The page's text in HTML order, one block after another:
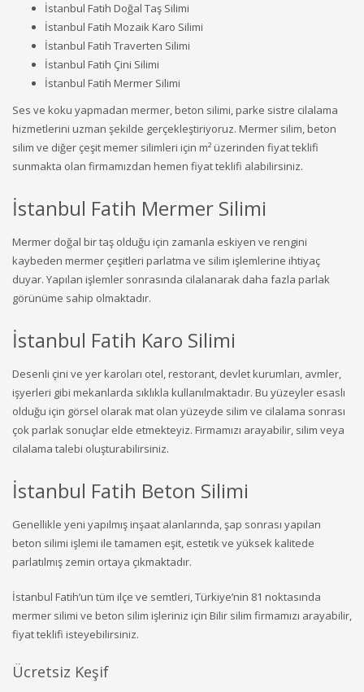
İstanbul Fatih Doğal Taş Silimi
İstanbul Fatih Mozaik Karo Silimi
İstanbul Fatih Traverten Silimi
İstanbul Fatih Çini Silimi
İstanbul Fatih Mermer Silimi
Ses ve koku yapmadan mermer, beton silimi, parke sistre cilalama
hizmetlerini uzman şekilde gerçekleştiriyoruz. Mermer silim, beton
silim ve diğer çeşit memer silimleri için m² üzerinden fiyat teklifi
sunmakta olan firmamızdan hemen fiyat teklifi alabilirsiniz.
İstanbul Fatih Mermer Silimi
Mermer doğal bir taş olduğu için zamanla eskiyen ve rengini
kaybeden mermer çeşitleri parlatma ve silim işlemlerine ihtiyaç
duyar. Yapılan işlemler sonrasında cilalanarak daha fazla parlak
görünüme sahip olmaktadır.
İstanbul Fatih Karo Silimi
Desenli çini ve yer karoları otel, restorant, devlet kurumları, avmler,
işyerleri gibi mekanlarda sıklıkla kullanılmaktadır. Bu yüzeyler esaslı
olduğu için görsel olarak mat olan yüzeyde silim ve cilalama sonrası
çok parlak sonuçlar elde etmekteyiz. Firmamızı arayabilir, silim veya
cilalama talebi oluşturabilirsiniz.
İstanbul Fatih Beton Silimi
Genellikle yeni yapılmış inşaat alanlarında, şap sonrası yapılan
beton silimi işlemi ile tamamen eşit, estetik ve yüksek kalitede
parlatılmış zemin ortaya çıkmaktadır.
İstanbul Fatih’un tüm ilçe ve semtleri, Türkiye’nin 81 noktasında
mermer silimi ve beton silim işleriniz için Bilir silim firmamızı arayabilir,
fiyat teklifi isteyebilirsiniz.
Ücretsiz Keşif